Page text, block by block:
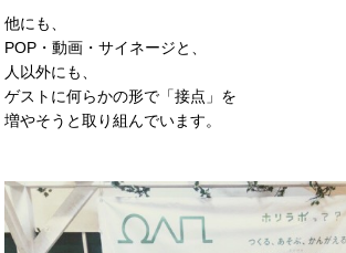
他にも、
POP・動画・サイネージと、
人以外にも、
ゲストに何らかの形で「接点」を
増やそうと取り組んでいます。